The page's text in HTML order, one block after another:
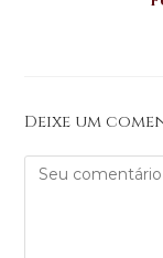
Deixe um